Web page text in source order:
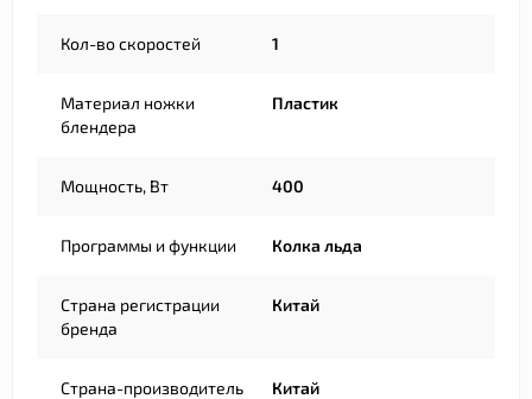
Кол-во скоростей 1
Материал ножки
блендера
Пластик
Мощность, Вт 400
Программы и функции Колка льда
Страна регистрации
бренда
Китай
Страна-производитель
Китай